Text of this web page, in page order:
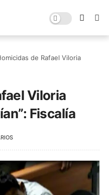
de Rafael Viloria
Viloria
Fiscalía